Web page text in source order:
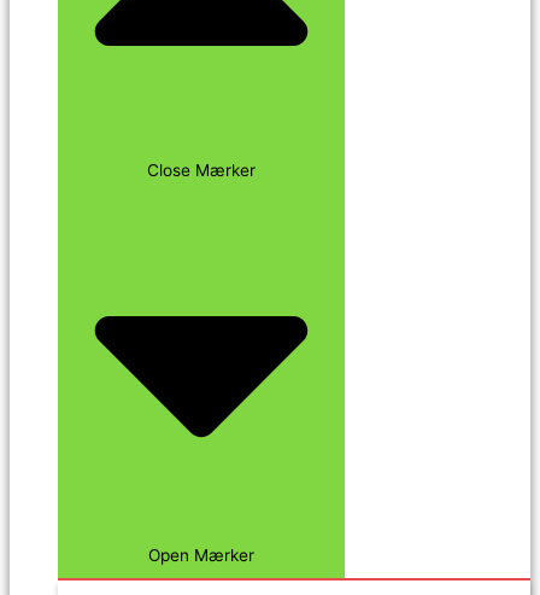
Close Mærker
Open Mærker